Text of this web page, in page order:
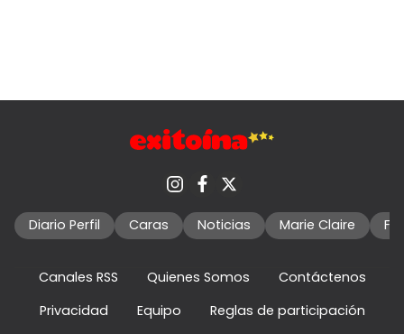
Diario Perfil Caras Noticias Marie Claire
Canales RSS Quienes Somos
Contáctenos
Privacidad
Equipo Reglas de participación